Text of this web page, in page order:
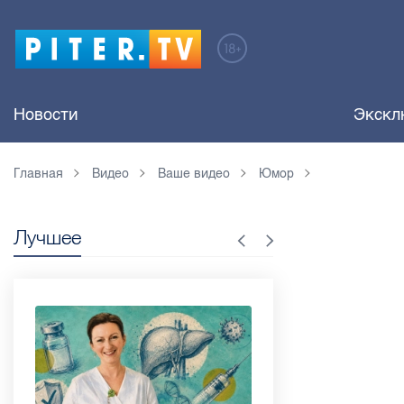
Новости
Главная Видео Ваше видео Юмор
Лучшее